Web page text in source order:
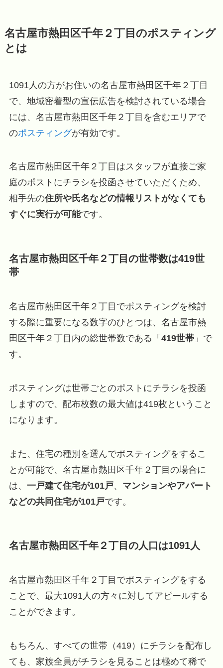
名古屋市熱田区千年２丁目のポスティング
とは
1091人の方がお住いの名古屋市熱田区千年２丁目
で、地域密着型の宣伝広告を検討されている場合
には、名古屋市熱田区千年２丁目を含むエリアで
のポスティングが有効です。
名古屋市熱田区千年２丁目はスタッフが直接ご家
庭のポストにチラシを投函させていただくため、
相手先の住所や氏名などの情報リストがなくても
すぐに実行が可能です。
名古屋市熱田区千年２丁目の世帯数は419世
帯
名古屋市熱田区千年２丁目でポスティングを検討
する際に重要になる数字のひとつは、名古屋市熱
田区千年２丁目内の総世帯数である「 419世帯」で
す。
ポスティングは世帯ごとのポストにチラシを投函
しますので、配布枚数の最大値は419枚ということ
になります。
また、住宅の種別を選んでポスティングをするこ
とが可能で、名古屋市熱田区千年２丁目の場合に
は、 一戸建て住宅が101戸、 マンションやアパート
などの共同住宅が101戸です。
名古屋市熱田区千年２丁目の人口は1091人
名古屋市熱田区千年２丁目でポスティングをする
ことで、最大1091人の方々に対してアピールする
ことができます。
もちろん、すべての世帯（419）にチラシを配布し
ても、家族全員がチラシを見ることは極めて稀で